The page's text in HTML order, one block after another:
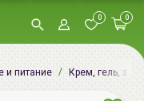
0 0
и питание Крем, гель,